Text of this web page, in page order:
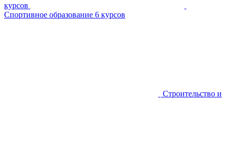
курсов
Спортивное образование 6 курсов
Строительство и